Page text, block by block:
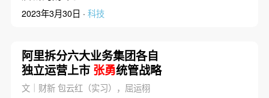
2023年3月30日 · 科技
阿里拆分六大业务集团各自
独立运营上市 张勇统管战略
文｜财新 包云红（实习），屈运栩